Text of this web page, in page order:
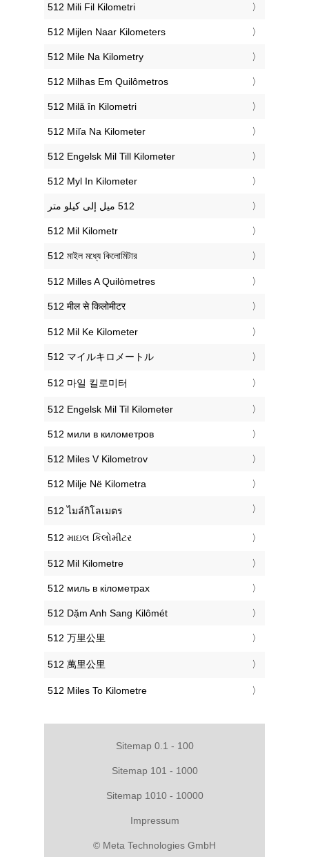
‎512 Mili Fil Kilometri
‎512 Mijlen Naar Kilometers
‎512 Mile Na Kilometry
‎512 Milhas Em Quilômetros
‎512 Milă în Kilometri
‎512 Míľa Na Kilometer
‎512 Engelsk Mil Till Kilometer
‎512 Myl In Kilometer
‎512 Mil Kilometr
‎512 মাইল মধ্যে কিলোমিটার
‎512 Milles A Quilòmetres
‎512 मील से किलोमीटर
‎512 Mil Ke Kilometer
‎512 マイルキロメートル
‎512 마일 킬로미터
‎512 Engelsk Mil Til Kilometer
‎512 мили в километров
‎512 Miles V Kilometrov
‎512 Milje Në Kilometra
‎512 ไมล์กิโลเมตร
‎512 માઇલ કિલોમીટર
‎512 Mil Kilometre
‎512 миль в кілометрах
‎512 Dặm Anh Sang Kilômét
‎512 万里公里
‎512 萬里公里
‎512 Miles To Kilometre
Sitemap 0.1 - 100
Sitemap 101 - 1000
Sitemap 1010 - 10000
Impressum
© Meta Technologies GmbH